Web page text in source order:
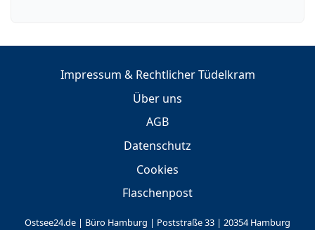
Impressum & Rechtlicher Tüdelkram
Über uns
AGB
Datenschutz
Cookies
Flaschenpost
Ostsee24.de | Büro Hamburg | Poststraße 33 | 20354 Hamburg